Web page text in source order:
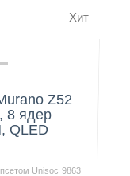
Хит
Z52
8 ядер
QLED
Unisoc 9863